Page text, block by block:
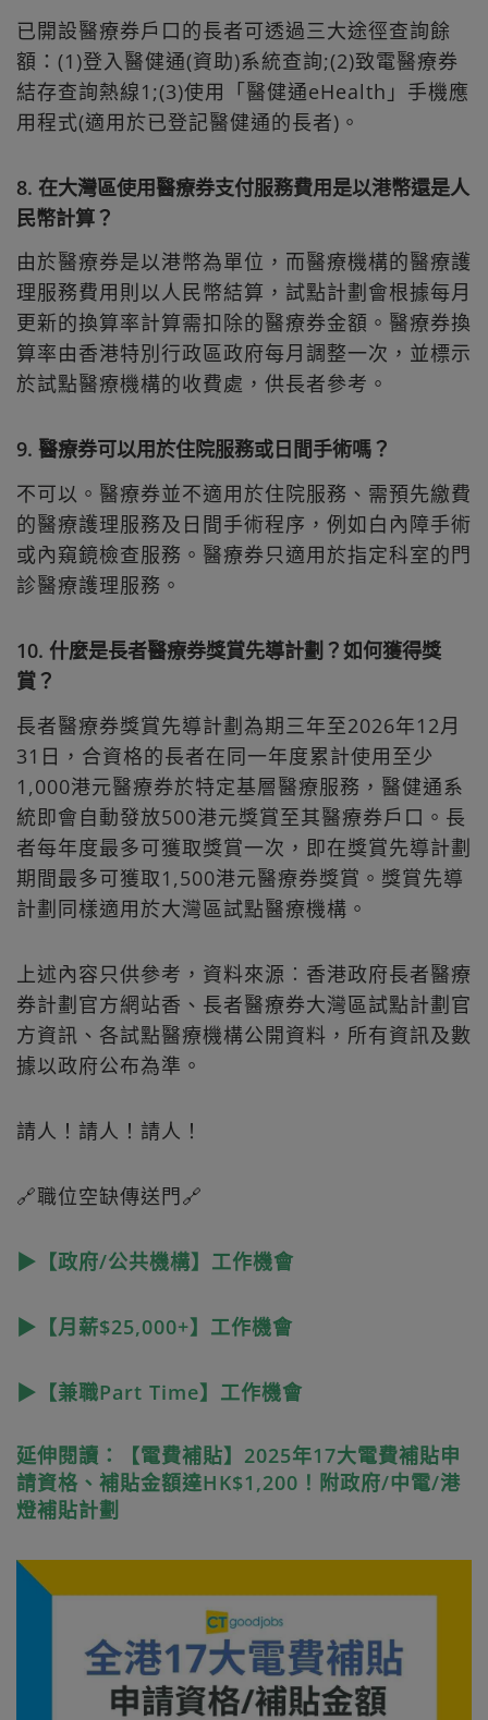
已開設醫療券戶口的長者可透過三大途徑查詢餘
額：(1)登入醫健通(資助)系統查詢;(2)致電醫療券
結存查詢熱線1;(3)使用「醫健通eHealth」手機應
用程式(適用於已登記醫健通的長者)。
8. 在大灣區使用醫療券支付服務費用是以港幣還是人
民幣計算？
由於醫療券是以港幣為單位，而醫療機構的醫療護
理服務費用則以人民幣結算，試點計劃會根據每月
更新的換算率計算需扣除的醫療券金額。醫療券換
算率由香港特別行政區政府每月調整一次，並標示
於試點醫療機構的收費處，供長者參考。
9. 醫療券可以用於住院服務或日間手術嗎？
不可以。醫療券並不適用於住院服務、需預先繳費
的醫療護理服務及日間手術程序，例如白內障手術
或內窺鏡檢查服務。醫療券只適用於指定科室的門
診醫療護理服務。
10. 什麼是長者醫療券獎賞先導計劃？如何獲得獎
賞？
長者醫療券獎賞先導計劃為期三年至2026年12月
31日，合資格的長者在同一年度累計使用至少
1,000港元醫療券於特定基層醫療服務，醫健通系
統即會自動發放500港元獎賞至其醫療券戶口。長
者每年度最多可獲取獎賞一次，即在獎賞先導計劃
期間最多可獲取1,500港元醫療券獎賞。獎賞先導
計劃同樣適用於大灣區試點醫療機構。
上述內容只供參考，資料來源︰香港政府長者醫療
券計劃官方網站香、長者醫療券大灣區試點計劃官
方資訊、各試點醫療機構公開資料，所有資訊及數
據以政府公布為準。
請人！請人！請人！
🔗職位空缺傳送門🔗
▶【政府/公共機構】工作機會
▶【月薪$25,000+】工作機會
▶【兼職Part Time】工作機會
延伸閱讀：【電費補貼】2025年17大電費補貼申
請資格、補貼金額達HK$1,200！附政府/中電/港
燈補貼計劃